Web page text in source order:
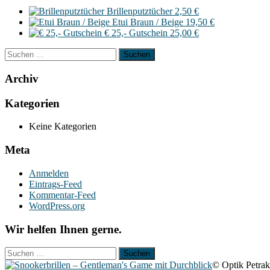
Brillenputztücher 2,50 €
Etui Braun / Beige 19,50 €
€ 25,- Gutschein 25,00 €
Suchen
nach:
Archiv
Kategorien
Keine Kategorien
Meta
Anmelden
Eintrags-Feed
Kommentar-Feed
WordPress.org
Wir helfen Ihnen gerne.
Suchen
nach:
© Optik